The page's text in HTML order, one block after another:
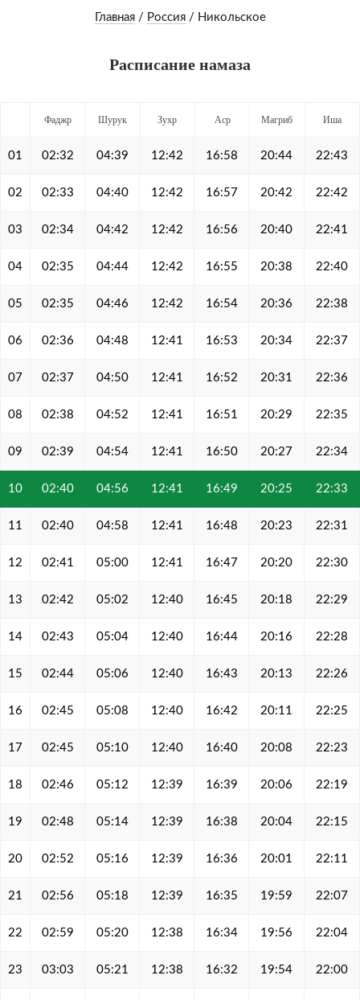
Главная/ Россия/ Никольское
Расписание намаза
Фаджр Шурук Зухр Аср Магриб Иша
01 02:32 04:39 12:42 16:58 20:44 22:43
02 02:33 04:40 12:42 16:57 20:42 22:42
03 02:34 04:42 12:42 16:56 20:40 22:41
04 02:35 04:44 12:42 16:55 20:38 22:40
05 02:35 04:46 12:42 16:54 20:36 22:38
06 02:36 04:48 12:41 16:53 20:34 22:37
07 02:37 04:50 12:41 16:52 20:31 22:36
08 02:38 04:52 12:41 16:51 20:29 22:35
09 02:39 04:54 12:41 16:50 20:27 22:34
10 02:40 04:56 12:41 16:49 20:25 22:33
11 02:40 04:58 12:41 16:48 20:23 22:31
12 02:41 05:00 12:41 16:47 20:20 22:30
13 02:42 05:02 12:40 16:45 20:18 22:29
14 02:43 05:04 12:40 16:44 20:16 22:28
15 02:44 05:06 12:40 16:43 20:13 22:26
16 02:45 05:08 12:40 16:42 20:11 22:25
17 02:45 05:10 12:40 16:40 20:08 22:23
18 02:46 05:12 12:39 16:39 20:06 22:19
19 02:48 05:14 12:39 16:38 20:04 22:15
20 02:52 05:16 12:39 16:36 20:01 22:11
21 02:56 05:18 12:39 16:35 19:59 22:07
22 02:59 05:20 12:38 16:34 19:56 22:04
23 03:03 05:21 12:38 16:32 19:54 22:00